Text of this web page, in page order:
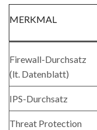
MERKMAL
Firewall-Durchsatz
(lt. Datenblatt)
IPS-Durchsatz
Threat Protection